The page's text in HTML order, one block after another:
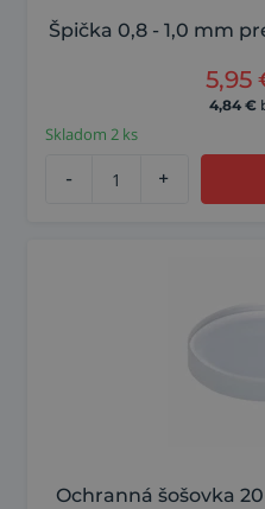
Špička 0,8 - 1,0 mm
5,95
4,84 €
Skladom 2 ks
- +
Ochranná šošovka